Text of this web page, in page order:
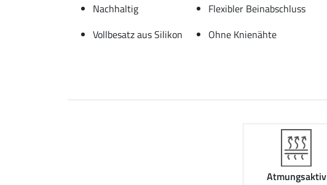
Nachhaltig
Flexibler Beinabschluss
Vollbesatz aus Silikon
Ohne Knienähte
Atmungsaktiv